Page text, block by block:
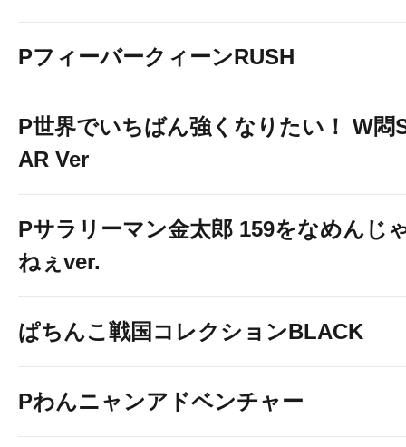
PフィーバークィーンRUSH
P世界でいちばん強くなりたい！ W悶
AR Ver
Pサラリーマン金太郎 159をなめんじ
ねぇver.
ぱちんこ戦国コレクションBLACK
Pわんニャンアドベンチャー